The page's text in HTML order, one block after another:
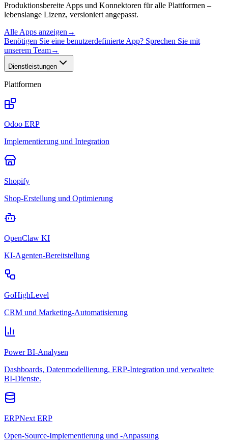
Produktionsbereite Apps und Konnektoren für alle Plattformen –
lebenslange Lizenz, versioniert angepasst.
Alle Apps anzeigen →
Benötigen Sie eine benutzerdefinierte App? Sprechen Sie mit
unserem Team→
Dienstleistungen
Plattformen
Odoo ERP
Implementierung und Integration
Shopify
Shop-Erstellung und Optimierung
OpenClaw KI
KI-Agenten-Bereitstellung
GoHighLevel
CRM und Marketing-Automatisierung
Power BI-Analysen
Dashboards, Datenmodellierung, ERP-Integration und verwaltete
BI-Dienste.
ERPNext ERP
Open-Source-Implementierung und -Anpassung